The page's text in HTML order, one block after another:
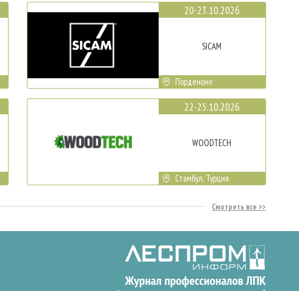
20-23.10.2026
SICAM
Порденоне
22-25.10.2026
WOODTECH
Стамбул, Турция
Смотреть все